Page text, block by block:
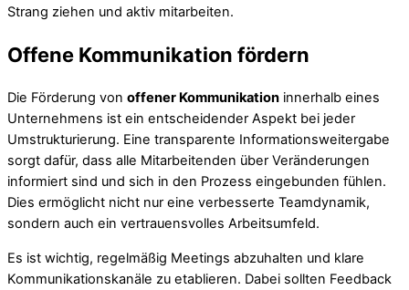
Strang ziehen und aktiv mitarbeiten.
Offene Kommunikation fördern
Die Förderung von offener Kommunikation innerhalb eines
Unternehmens ist ein entscheidender Aspekt bei jeder
Umstrukturierung. Eine transparente Informationsweitergabe
sorgt dafür, dass alle Mitarbeitenden über Veränderungen
informiert sind und sich in den Prozess eingebunden fühlen.
Dies ermöglicht nicht nur eine verbesserte Teamdynamik,
sondern auch ein vertrauensvolles Arbeitsumfeld.
Es ist wichtig, regelmäßig Meetings abzuhalten und klare
Kommunikationskanäle zu etablieren. Dabei sollten Feedback